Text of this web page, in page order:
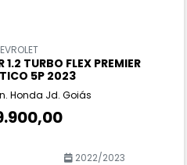
TURBO FLEX PREMIER
5P 2023
Honda Jd. Goiás
2022/2023